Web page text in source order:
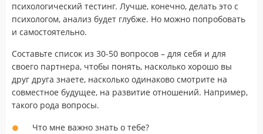
психологический тестинг. Лучше, конечно, делать это с
психологом, анализ будет глубже. Но можно попробовать
и самостоятельно.
Составьте список из 30-50 вопросов – для себя и для
своего партнера, чтобы понять, насколько хорошо вы
друг друга знаете, насколько одинаково смотрите на
совместное будущее, на развитие отношений. Например,
такого рода вопросы.
Что мне важно знать о тебе?